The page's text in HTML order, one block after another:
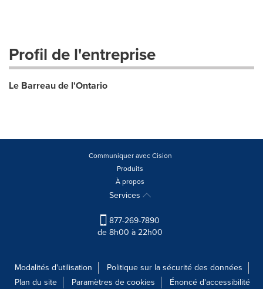
Profil de l'entreprise
Le Barreau de l'Ontario
Communiquer avec Cision
Produits
À propos
Services
877-269-7890
de 8h00 à 22h00
Modalités d'utilisation
Politique sur la sécurité des données
Plan du site
Paramètres de cookies Énoncé d'accessibilité